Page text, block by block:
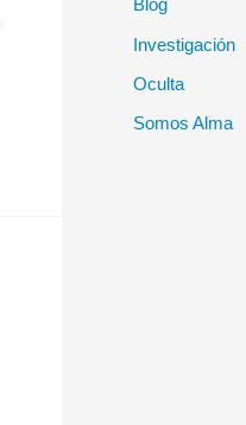
Blog
Investigación
Oculta
Somos Alma